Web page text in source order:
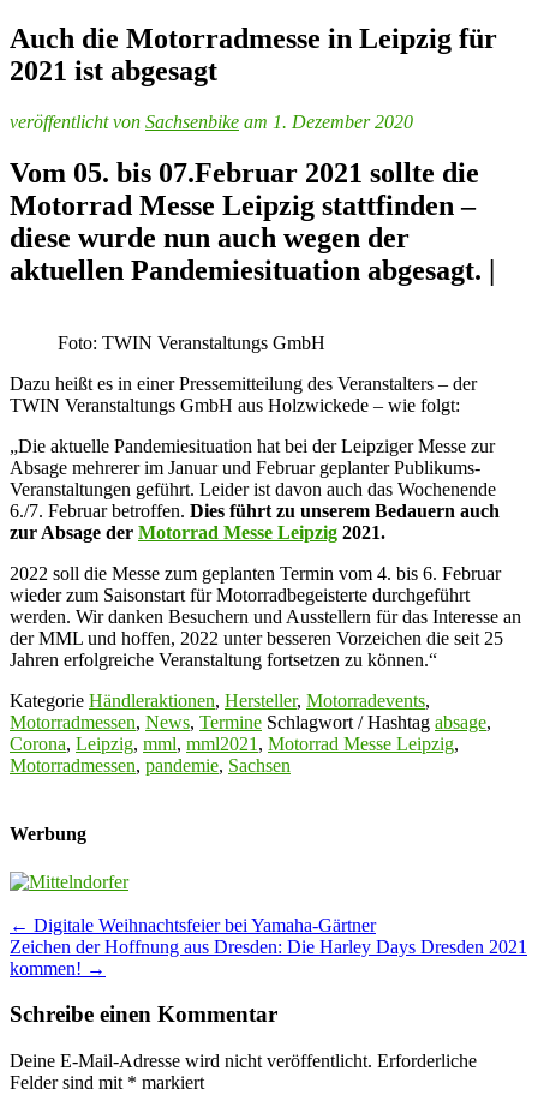
Auch die Motorradmesse in Leipzig für
2021 ist abgesagt
veröffentlicht von Sachsenbike am 1. Dezember 2020
Vom 05. bis 07.Februar 2021 sollte die
Motorrad Messe Leipzig stattfinden –
diese wurde nun auch wegen der
aktuellen Pandemiesituation abgesagt. |
Foto: TWIN Veranstaltungs GmbH
Dazu heißt es in einer Pressemitteilung des Veranstalters – der
TWIN Veranstaltungs GmbH aus Holzwickede – wie folgt:
„Die aktuelle Pandemiesituation hat bei der Leipziger Messe zur
Absage mehrerer im Januar und Februar geplanter Publikums-
Veranstaltungen geführt. Leider ist davon auch das Wochenende
6./7. Februar betroffen. Dies führt zu unserem Bedauern auch
zur Absage der Motorrad Messe Leipzig 2021.
2022 soll die Messe zum geplanten Termin vom 4. bis 6. Februar
wieder zum Saisonstart für Motorradbegeisterte durchgeführt
werden. Wir danken Besuchern und Ausstellern für das Interesse an
der MML und hoffen, 2022 unter besseren Vorzeichen die seit 25
Jahren erfolgreiche Veranstaltung fortsetzen zu können.“
Kategorie Händleraktionen, Hersteller, Motorradevents,
Motorradmessen, News, Termine Schlagwort / Hashtag absage,
Corona, Leipzig, mml, mml2021 , Motorrad Messe Leipzig,
Motorradmessen, pandemie, Sachsen
Werbung
Post
navigation
← Digitale Weihnachtsfeier bei Yamaha-Gärtner
Zeichen der Hoffnung aus Dresden: Die Harley Days Dresden 2021
kommen! →
Schreibe einen Kommentar
Deine E-Mail-Adresse wird nicht veröffentlicht. Erforderliche
Felder sind mit * markiert